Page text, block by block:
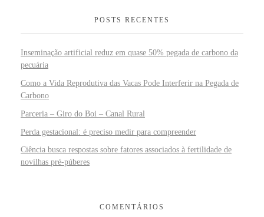
POSTS RECENTES
Inseminação artificial reduz em quase 50% pegada de carbono da
pecuária
Como a Vida Reprodutiva das Vacas Pode Interferir na Pegada de
Carbono
Parceria – Giro do Boi – Canal Rural
Perda gestacional: é preciso medir para compreender
Ciência busca respostas sobre fatores associados à fertilidade de
novilhas pré-púberes
COMENTÁRIOS